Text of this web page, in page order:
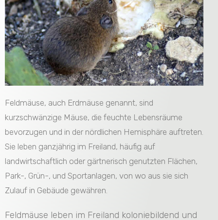
Feldmäuse, auch Erdmäuse genannt, sind
kurzschwänzige Mäuse, die feuchte Lebensräume
bevorzugen und in der nördlichen Hemisphäre auftreten.
Sie leben ganzjährig im Freiland, häufig auf
landwirtschaftlich oder gärtnerisch genutzten Flächen,
Park-, Grün-, und Sportanlagen, von wo aus sie sich
Zulauf in Gebäude gewähren.
Feldmäuse leben im Freiland koloniebildend und